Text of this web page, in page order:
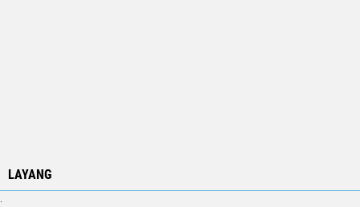
LAYANG